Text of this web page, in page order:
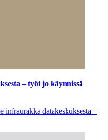
– työt jo käynnissä
datakeskuksesta –